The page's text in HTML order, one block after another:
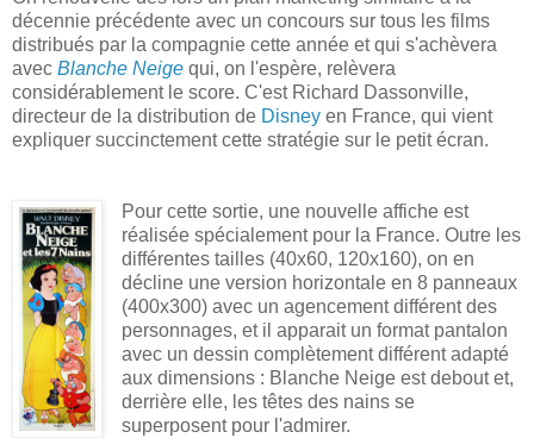
décennie précédente avec un concours sur tous les films
distribués par la compagnie cette année et qui s'achèvera
avec Blanche Neige qui, on l'espère, relèvera
considérablement le score. C'est Richard Dassonville,
directeur de la distribution de Disney en France, qui vient
expliquer succinctement cette stratégie sur le petit écran.
Pour cette sortie, une nouvelle affiche est
réalisée spécialement pour la France. Outre les
différentes tailles (40x60, 120x160), on en
décline une version horizontale en 8 panneaux
(400x300) avec un agencement différent des
personnages, et il apparait un format pantalon
avec un dessin complètement différent adapté
aux dimensions : Blanche Neige est debout et,
derrière elle, les têtes des nains se
superposent pour l'admirer.